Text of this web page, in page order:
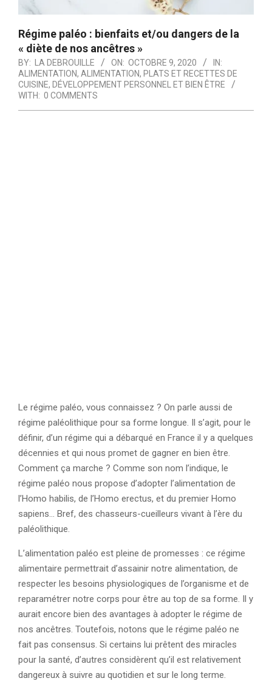
Régime paléo : bienfaits et/ou dangers de la
« diète de nos ancêtres »
BY: LA DEBROUILLE ON: OCTOBRE 9, 2020
IN:
ALIMENTATION, ALIMENTATION, PLATS ET RECETTES DE
CUISINE, DÉVELOPPEMENT PERSONNEL ET BIEN ÊTRE
WITH: 0 COMMENTS
Le régime paléo, vous connaissez ? On parle aussi de
régime paléolithique pour sa forme longue. Il s’agit, pour le
définir, d’un régime qui a débarqué en France il y a quelques
décennies et qui nous promet de gagner en bien être.
Comment ça marche ? Comme son nom l’indique, le
régime paléo nous propose d’adopter l’alimentation de
l’Homo habilis, de l’Homo erectus, et du premier Homo
sapiens… Bref, des chasseurs-cueilleurs vivant à l’ère du
paléolithique.
L’alimentation paléo est pleine de promesses : ce régime
alimentaire permettrait d’assainir notre alimentation, de
respecter les besoins physiologiques de l’organisme et de
reparamétrer notre corps pour être au top de sa forme. Il y
aurait encore bien des avantages à adopter le régime de
nos ancêtres. Toutefois, notons que le régime paléo ne
fait pas consensus. Si certains lui prêtent des miracles
pour la santé, d’autres considèrent qu’il est relativement
dangereux à suivre au quotidien et sur le long terme.